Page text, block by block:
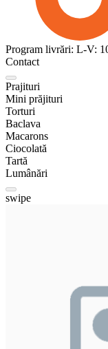
Program livrări: L-V:
Contact
Prajituri
Mini prăjituri
Torturi
Baclava
Macarons
Ciocolată
Tartă
Lumânări
swipe